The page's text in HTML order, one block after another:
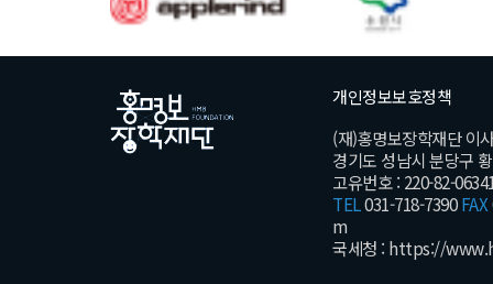
개인정보보호정책
(재)홍명보장학재단 이
경기도 성남시 분당구
고유번호 : 220-82-
TEL031-718-7390FAX
m
국세청 : https://